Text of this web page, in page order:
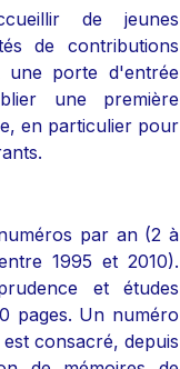
de jeunes
de contributions
une porte d'entrée
une première
en particulier pour
par an (2 à
1995 et 2010).
et études
pages. Un numéro
consacré, depuis